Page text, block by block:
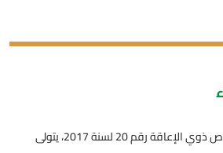
بحسب قانون حقوق الأشخاص ذوي الإعاقة رقم 20 لسنة 2017، يتولى